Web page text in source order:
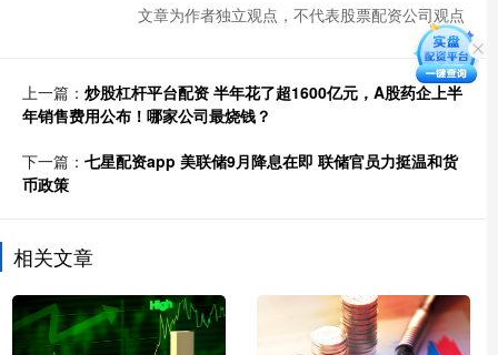
文章为作者独立观点，不代表股票配资公司观点
上一篇： 炒股杠杆平台配资 半年花了超1600亿元，A股药企上半
年销售费用公布！哪家公司最烧钱？
下一篇： 七星配资app 美联储9月降息在即 联储官员力挺温和货
币政策
相关文章